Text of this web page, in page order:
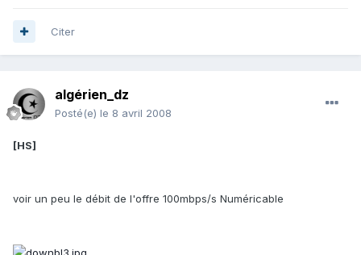
Citer
algérien_dz
Posté(e) le 8 avril 2008
[HS]
voir un peu le débit de l'offre 100mbps/s Numéricable